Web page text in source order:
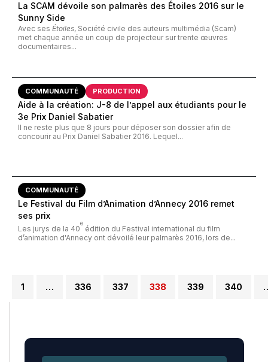
La SCAM dévoile son palmarès des Étoiles 2016 sur le
Sunny Side
Avec ses Étoiles, Société civile des auteurs multimédia (Scam)
met chaque année un coup de projecteur sur trente œuvres
documentaires...
COMMUNAUTÉ PRODUCTION
Aide à la création: J-8 de l’appel aux étudiants pour le
3e Prix Daniel Sabatier
Il ne reste plus que 8 jours pour déposer son dossier afin de
concourir au Prix Daniel Sabatier 2016. Lequel...
COMMUNAUTÉ
Le Festival du Film d’Animation d’Annecy 2016 remet
ses prix
Les jurys de la 40
e
édition du Festival international du film
d’animation d'Annecy ont dévoilé leur palmarès 2016, lors de...
1 … 336 337 338 339 340